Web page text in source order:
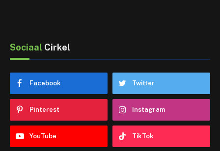
Sociaal Cirkel
Facebook Twitter
Pinterest Instagram
YouTube TikTok